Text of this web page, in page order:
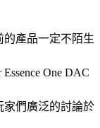
的產品一定不陌生
One DAC
家們廣泛的討論於